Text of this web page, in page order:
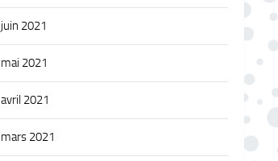
juin 2021
mai 2021
avril 2021
mars 2021